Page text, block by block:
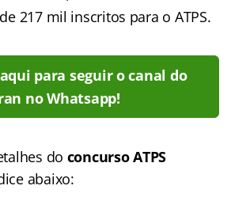
217 mil inscritos para o ATPS.
para seguir o canal do
no Whatsapp!
do concurso ATPS
abaixo: